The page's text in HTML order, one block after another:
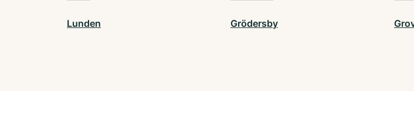
Lunden Grödersby